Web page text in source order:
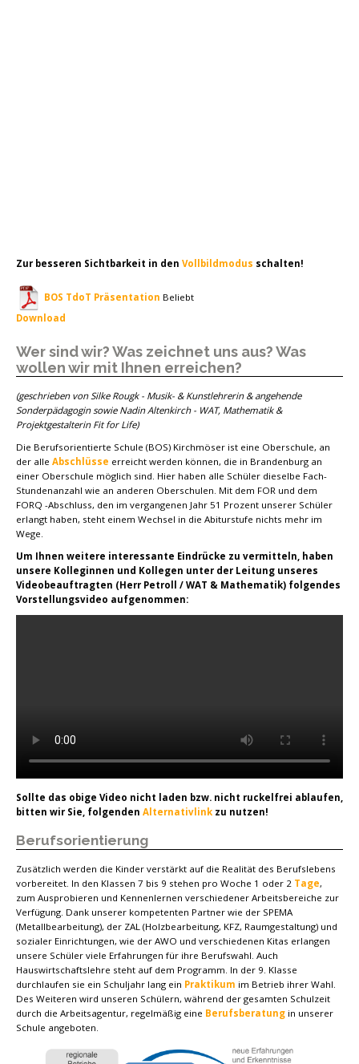
Zur besseren Sichtbarkeit in den Vollbildmodus schalten!
BOS TdoT Präsentation Beliebt
Download
Wer sind wir? Was zeichnet uns aus? Was
wollen wir mit Ihnen erreichen?
(geschrieben von Silke Rougk - Musik- & Kunstlehrerin & angehende
Sonderpädagogin sowie Nadin Altenkirch - WAT, Mathematik &
Projektgestalterin Fit for Life)
Die Berufsorientierte Schule (BOS) Kirchmöser ist eine Oberschule, an
der alle Abschlüsse erreicht werden können, die in Brandenburg an
einer Oberschule möglich sind. Hier haben alle Schüler dieselbe Fach-
Stundenanzahl wie an anderen Oberschulen. Mit dem FOR und dem
FORQ -Abschluss, den im vergangenen Jahr 51 Prozent unserer Schüler
erlangt haben, steht einem Wechsel in die Abiturstufe nichts mehr im
Wege.
Um Ihnen weitere interessante Eindrücke zu vermitteln, haben
unsere Kolleginnen und Kollegen unter der Leitung unseres
Videobeauftragten (Herr Petroll / WAT & Mathematik) folgendes
Vorstellungsvideo aufgenommen:
Sollte das obige Video nicht laden bzw. nicht ruckelfrei ablaufen,
bitten wir Sie, folgenden Alternativlink zu nutzen!
Berufsorientierung
Zusätzlich werden die Kinder verstärkt auf die Realität des Berufslebens
vorbereitet. In den Klassen 7 bis 9 stehen pro Woche 1 oder 2 Tage,
zum Ausprobieren und Kennenlernen verschiedener Arbeitsbereiche zur
Verfügung. Dank unserer kompetenten Partner wie der SPEMA
(Metallbearbeitung), der ZAL (Holzbearbeitung, KFZ, Raumgestaltung) und
sozialer Einrichtungen, wie der AWO und verschiedenen Kitas erlangen
unsere Schüler viele Erfahrungen für ihre Berufswahl. Auch
Hauswirtschaftslehre steht auf dem Programm. In der 9. Klasse
durchlaufen sie ein Schuljahr lang ein Praktikum im Betrieb ihrer Wahl.
Des Weiteren wird unseren Schülern, während der gesamten Schulzeit
durch die Arbeitsagentur, regelmäßig eine Berufsberatung in unserer
Schule angeboten.